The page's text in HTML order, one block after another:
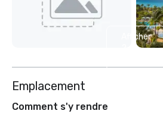
Afficher
Emplacement
Comment s'y rendre